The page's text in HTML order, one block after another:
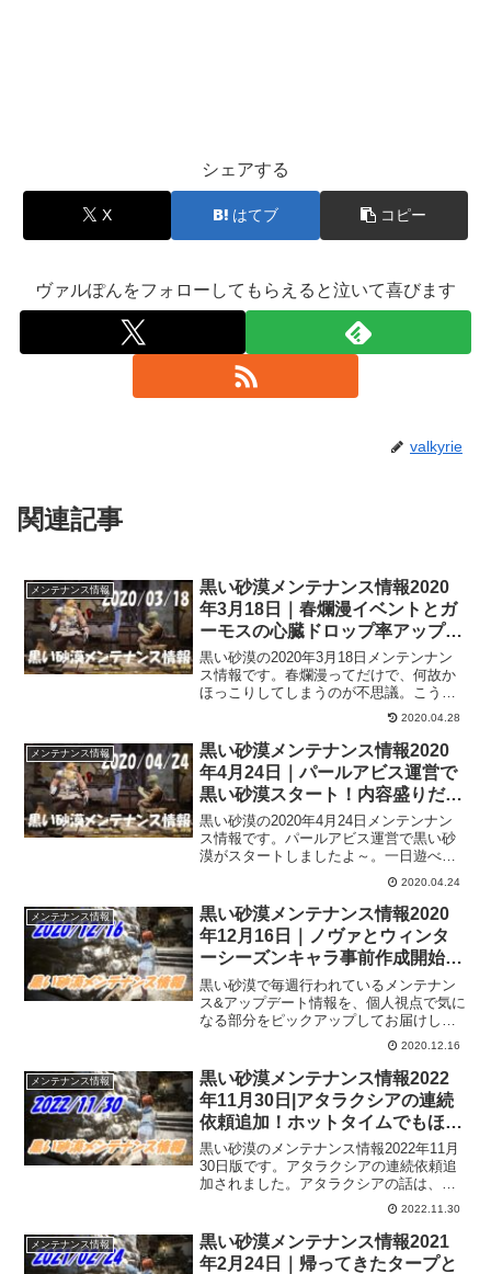
シェアする
X はてブ コピー
ヴァルぽんをフォローしてもらえると泣いて喜びます
valkyrie
関連記事
メンテナンス情報
黒い砂漠メンテナンス情報2020
年3月18日｜春爛漫イベントとガ
ーモスの心臓ドロップ率アップだ
そうな
黒い砂漠の2020年3月18日メンテンナン
ス情報です。春爛漫ってだけで、何故か
ほっこりしてしまうのが不思議。こうい
う時は、季節があるっていいなぁ～って
思いますｗさて、今回のメンテも軽めな
感じですがどんな風になったかチェック
していきます。
2020.04.28
メンテナンス情報
黒い砂漠メンテナンス情報2020
年4月24日｜パールアビス運営で
黒い砂漠スタート！内容盛りだく
さんになってます
黒い砂漠の2020年4月24日メンテンナン
ス情報です。パールアビス運営で黒い砂
漠がスタートしましたよ～。一日遊べな
かった分、今日はめちゃくちゃ人が多そ
うですねｗパールアビスの公式サイトで
チェックしてたのですが、まぁ、いろい
ろとテンコ盛りな訳です。既存イベント
の継続とか、予定されていたイベントや
プレゼントの配布など。もうお腹一杯に
なってしまうぐらいで把握しきれてない
気がしますｗとりあえず、運営移管後最
初のメンテ情報行ってみよ～
2020.04.24
メンテナンス情報
黒い砂漠メンテナンス情報2020
年12月16日｜ノヴァとウィンタ
ーシーズンキャラ事前作成開始で
す！
黒い砂漠で毎週行われているメンテナン
ス&アップデート情報を、個人視点で気に
なる部分をピックアップしてお届けして
2020.12.16
メンテナンス情報
黒い砂漠メンテナンス情報2022
年11月30日|アタラクシアの連続
依頼追加！ホットタイムでもほっ
こり
黒い砂漠のメンテナンス情報2022年11月
30日版です。アタラクシアの連続依頼追
加されました。アタラクシアの話は、ほ
んと切なくて何んとも言えない気持ちに
なった記憶があります。なので、そんな
気分を少しでも和らげてくれるようなス
トーリーだと嬉しいですね。
2022.11.30
メンテナンス情報
黒い砂漠メンテナンス情報2021
年2月24日｜帰ってきたタープと